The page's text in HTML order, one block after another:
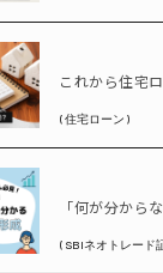
( 住宅ローン )
( SBIネオトレード